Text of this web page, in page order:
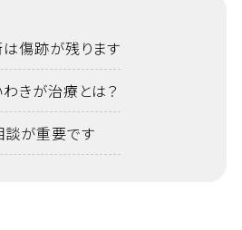
傷跡が残ります
きが治療とは？
が重要です